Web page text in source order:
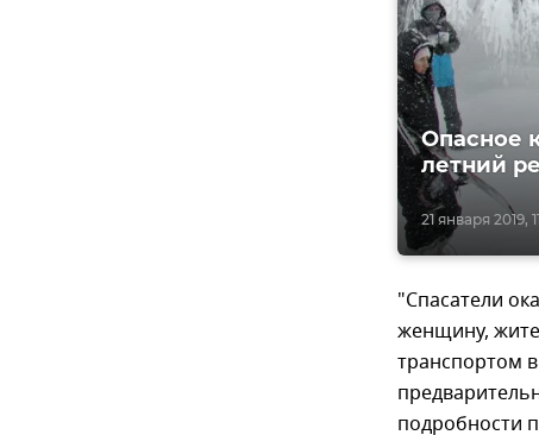
21 января 2019,
Опасное
летний
"Спасатели
женщину,
транспортом
подробности